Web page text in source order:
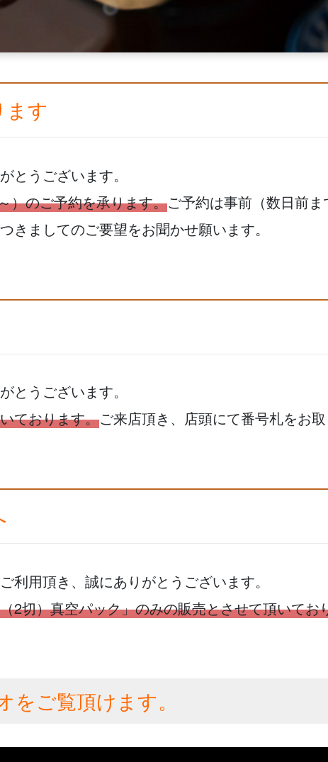
ます
とうございます。
）のご予約を承ります。ご予約は事前（数日前ま
きましてのご要望をお聞かせ願います。
とうございます。
ております。ご来店頂き、店頭にて番号札をお
利用頂き、誠にありがとうございます。
2切）真空パック」のみの販売とさせて頂いてお
ご覧頂けます。